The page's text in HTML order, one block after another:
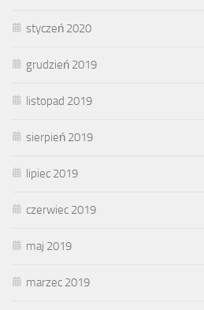
styczeń 2020
grudzień 2019
listopad 2019
sierpień 2019
lipiec 2019
czerwiec 2019
maj 2019
marzec 2019